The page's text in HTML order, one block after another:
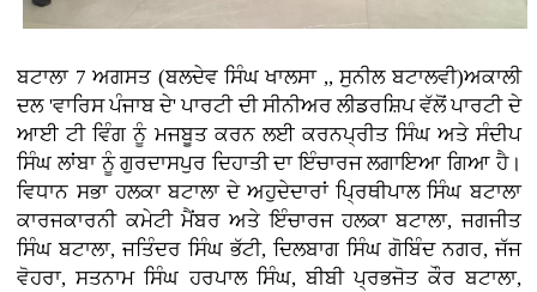
ਬਟਾਲਾ 7 ਅਗਸਤ (ਬਲਦੇਵ ਸਿੰਘ ਖਾਲਸਾ ,, ਸੁਨੀਲ ਬਟਾਲਵੀ)ਅਕਾਲੀ
ਦਲ 'ਵਾਰਿਸ ਪੰਜਾਬ ਦੇ' ਪਾਰਟੀ ਦੀ ਸੀਨੀਅਰ ਲੀਡਰਸ਼ਿਪ ਵੱਲੋਂ ਪਾਰਟੀ ਦੇ
ਆਈ ਟੀ ਵਿੰਗ ਨੂੰ ਮਜਬੂਤ ਕਰਨ ਲਈ ਕਰਨਪ੍ਰੀਤ ਸਿੰਘ ਅਤੇ ਸੰਦੀਪ
ਸਿੰਘ ਲਾਂਬਾ ਨੂੰ ਗੁਰਦਾਸਪੁਰ ਦਿਹਾਤੀ ਦਾ ਇੰਚਾਰਜ ਲਗਾਇਆ ਗਿਆ ਹੈ।
ਵਿਧਾਨ ਸਭਾ ਹਲਕਾ ਬਟਾਲਾ ਦੇ ਅਹੁਦੇਦਾਰਾਂ ਪ੍ਰਿਥੀਪਾਲ ਸਿੰਘ ਬਟਾਲਾ
ਕਾਰਜਕਾਰਨੀ ਕਮੇਟੀ ਮੈਂਬਰ ਅਤੇ ਇੰਚਾਰਜ ਹਲਕਾ ਬਟਾਲਾ, ਜਗਜੀਤ
ਸਿੰਘ ਬਟਾਲਾ, ਜਤਿੰਦਰ ਸਿੰਘ ਭੱਟੀ, ਦਿਲਬਾਗ ਸਿੰਘ ਗੋਬਿੰਦ ਨਗਰ, ਜੱਜ
ਵੋਹਰਾ, ਸਤਨਾਮ ਸਿੰਘ ਹਰਪਾਲ ਸਿੰਘ, ਬੀਬੀ ਪ੍ਰਭਜੋਤ ਕੌਰ ਬਟਾਲਾ,